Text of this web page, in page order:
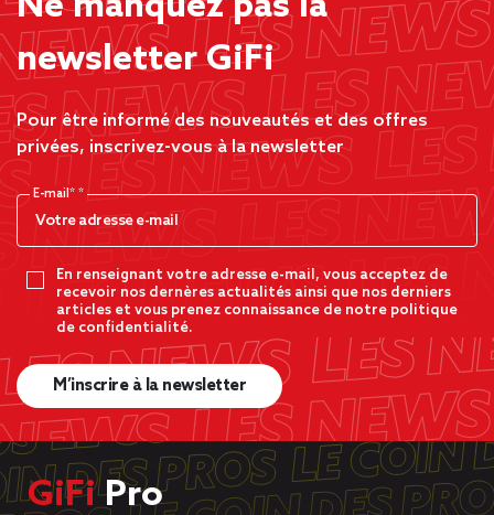
newsletter GiFi
Pour être informé des nouveautés et des offres
privées, inscrivez-vous à la newsletter
E-mail*
En renseignant votre adresse e-mail, vous acceptez de
recevoir nos dernères actualités ainsi que nos derniers
articles et vous prenez connaissance de notre politique
de confidentialité.
M’inscrire à la newsletter
GiFiPro